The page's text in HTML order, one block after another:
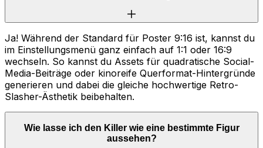
Ja! Während der Standard für Poster 9:16 ist, kannst du
im Einstellungsmenü ganz einfach auf 1:1 oder 16:9
wechseln. So kannst du Assets für quadratische Social-
Media-Beiträge oder kinoreife Querformat-Hintergründe
generieren und dabei die gleiche hochwertige Retro-
Slasher-Ästhetik beibehalten.
Wie lasse ich den Killer wie eine bestimmte Figur
aussehen?